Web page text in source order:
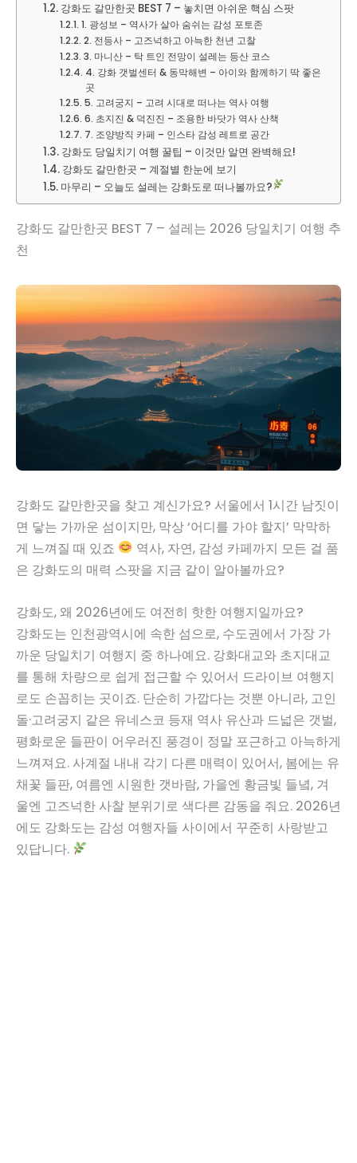
강화도 갈만한곳 BEST 7 – 놓치면 아쉬운 핵심 스팟
1. 광성보 – 역사가 살아 숨쉬는 감성 포토존
2. 전등사 – 고즈넉하고 아늑한 천년 고찰
3. 마니산 – 탁 트인 전망이 설레는 등산 코스
4. 강화 갯벌센터 & 동막해변 – 아이와 함께하기 딱 좋은
곳
5. 고려궁지 – 고려 시대로 떠나는 역사 여행
6. 초지진 & 덕진진 – 조용한 바닷가 역사 산책
7. 조양방직 카페 – 인스타 감성 레트로 공간
강화도 당일치기 여행 꿀팁 – 이것만 알면 완벽해요!
강화도 갈만한곳 – 계절별 한눈에 보기
마무리 – 오늘도 설레는 강화도로 떠나볼까요?
강화도 갈만한곳 BEST 7 – 설레는 2026 당일치기 여행 추
천
강화도 갈만한곳을 찾고 계신가요? 서울에서 1시간 남짓이
면 닿는 가까운 섬이지만, 막상 ‘어디를 가야 할지’ 막막하
게 느껴질 때 있죠
역사, 자연, 감성 카페까지 모든 걸 품
은 강화도의 매력 스팟을 지금 같이 알아볼까요?
강화도, 왜 2026년에도 여전히 핫한 여행지일까요?
강화도는 인천광역시에 속한 섬으로, 수도권에서 가장 가
까운 당일치기 여행지 중 하나예요. 강화대교와 초지대교
를 통해 차량으로 쉽게 접근할 수 있어서 드라이브 여행지
로도 손꼽히는 곳이죠. 단순히 가깝다는 것뿐 아니라, 고인
돌·고려궁지 같은 유네스코 등재 역사 유산과 드넓은 갯벌,
평화로운 들판이 어우러진 풍경이 정말 포근하고 아늑하게
느껴져요. 사계절 내내 각기 다른 매력이 있어서, 봄에는 유
채꽃 들판, 여름엔 시원한 갯바람, 가을엔 황금빛 들녘, 겨
울엔 고즈넉한 사찰 분위기로 색다른 감동을 줘요. 2026년
에도 강화도는 감성 여행자들 사이에서 꾸준히 사랑받고
있답니다.